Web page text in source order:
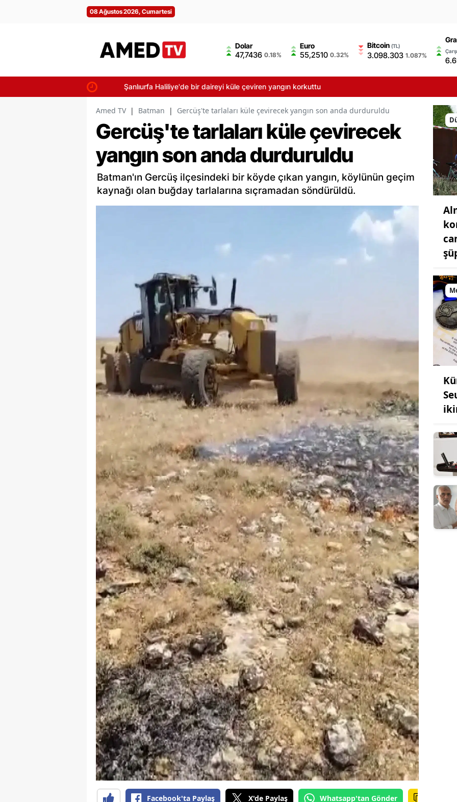
08 Ağustos 2026, Cumartesi
Dolar
47,7436 0.18%
Euro
55,2510 0.32%
Bitcoin(TL)
3.098.303 1.087%
Şanlıurfa Haliliye'de bir daireyi küle çeviren yangın korkuttu
Amed TV | Batman | Gercüş'te tarlaları küle çevirecek yangın son anda durduruldu
Gercüş'te tarlaları küle çevirecek
yangın son anda durduruldu
Batman'ın Gercüş ilçesindeki bir köyde çıkan yangın, köylünün geçim
kaynağı olan buğday tarlalarına sıçramadan söndürüldü.
Facebook'ta Paylaş X'de Paylaş Whatsapp'tan Gönder